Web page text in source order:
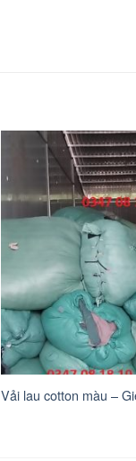
Vải lau cotton màu –